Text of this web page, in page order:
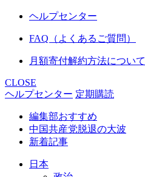
ヘルプセンター
FAQ（よくあるご質問）
月額寄付解約方法について
CLOSE
ヘルプセンター 定期購読
編集部おすすめ
中国共産党脱退の大波
新着記事
日本